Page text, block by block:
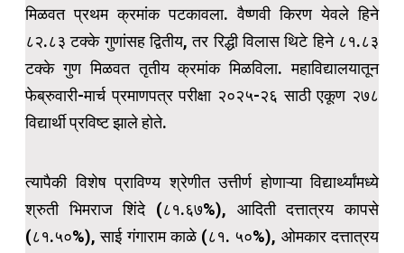
मिळवत प्रथम क्रमांक पटकावला. वैष्णवी किरण येवले हिने
८२.८३ टक्के गुणांसह द्वितीय, तर रिद्धी विलास थिटे हिने ८१.८३
टक्के गुण मिळवत तृतीय क्रमांक मिळविला. महाविद्यालयातून
फेब्रुवारी-मार्च प्रमाणपत्र परीक्षा २०२५-२६ साठी एकूण २७८
विद्यार्थी प्रविष्ट झाले होते.
त्यापैकी विशेष प्राविण्य श्रेणीत उत्तीर्ण होणाऱ्या विद्यार्थ्यांमध्ये
श्रुती भिमराज शिंदे (८१.६७%), आदिती दत्तात्रय कापसे
(८१.५०%), साई गंगाराम काळे (८१. ५०%), ओमकार दत्तात्रय